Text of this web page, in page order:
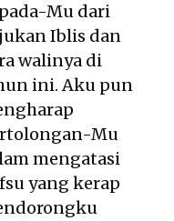
Mu dari
Iblis dan
walinya di
ini. Aku pun
Mu
mengatasi
yang kerap